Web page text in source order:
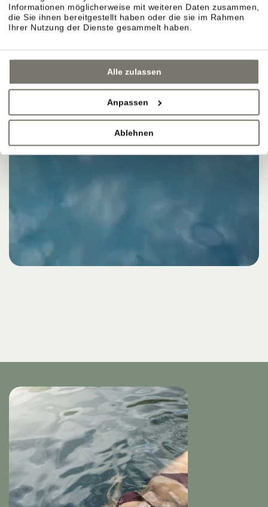
Informationen möglicherweise mit weiteren Daten zusammen,
die Sie ihnen bereitgestellt haben oder die sie im Rahmen
Ihrer Nutzung der Dienste gesammelt haben.
Alle zulassen
Anpassen
Ablehnen